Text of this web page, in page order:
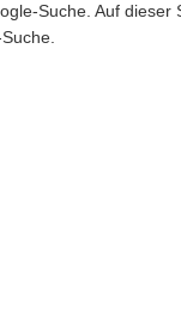
Suche. Auf